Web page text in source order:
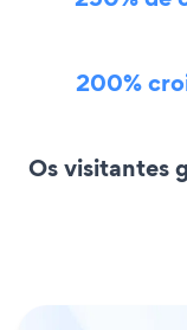
200%
Os visitantes